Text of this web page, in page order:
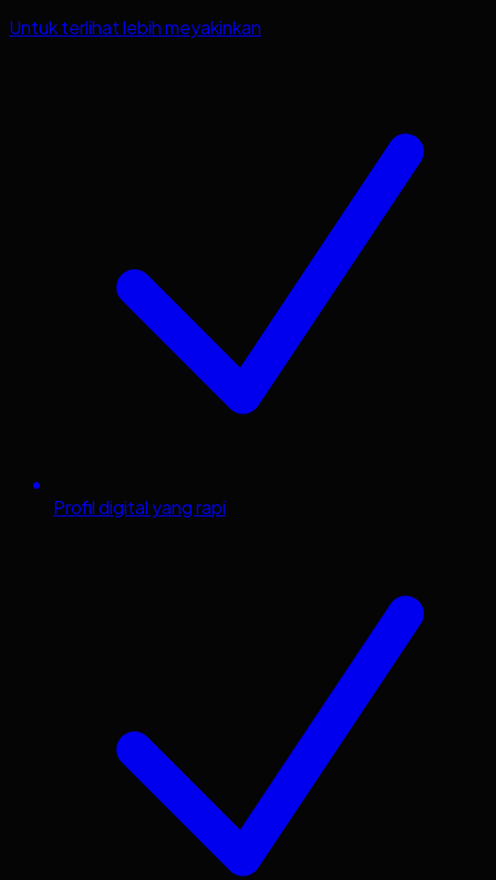
Untuk terlihat lebih meyakinkan
Profil digital yang rapi